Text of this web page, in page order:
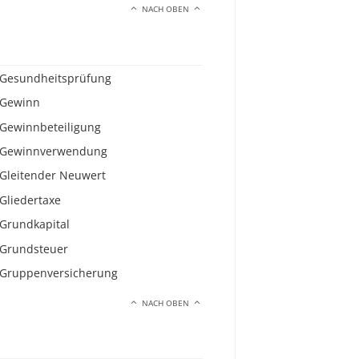
NACH OBEN
Gesundheitsprüfung
Gewinn
Gewinnbeteiligung
Gewinnverwendung
Gleitender Neuwert
Gliedertaxe
Grundkapital
Grundsteuer
Gruppenversicherung
NACH OBEN